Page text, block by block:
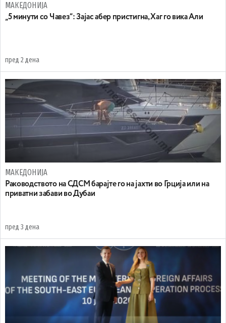
МАКЕДОНИЈА
„5 минути со Чавез“: Зајас абер пристигна, Хаг го вика Али
пред 2 дена
МАКЕДОНИЈА
Раководството на СДСМ барајте го на јахти во Грција или на
приватни забави во Дубаи
пред 3 дена